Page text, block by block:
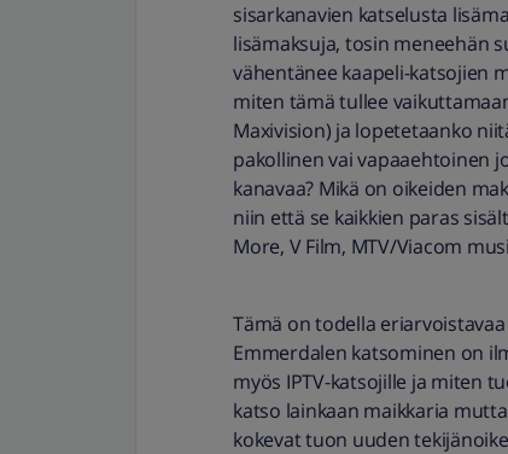
sisarkanavien katselusta
lisämaksuja, tosin meneehän
vähentänee kaapeli-katsojien
miten tämä tullee
Maxivision) ja lopetetaanko
pakollinen vai vapaaehtoinen
kanavaa? Mikä on oikeiden
niin että se kaikkien paras
More, V Film, MTV/Viacom
Tämä on todella
Emmerdalen katsominen on
myös IPTV-katsojille ja miten
katso lainkaan maikkaria
kokevat tuon uuden